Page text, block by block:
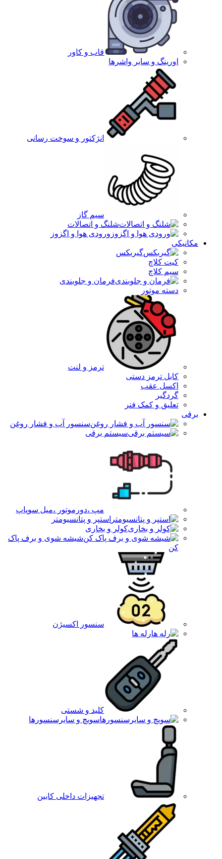
قاب و کاور
اورینگ و سایر واشرها
انژکتور و سوخت رسانی
سیم گاز
شلنگ و اتصالات
ورودی هوا و اگزوز
مکانیکی
گیربکس
کیت کلاچ
سیم کلاچ
فرمان و جلوبندی
دسته موتور
ترمز و لنت
کابل ترمز دستی
اکسل عقب
گردگیر
تعلیق و کمک فنر
برقی
سنسور آب و فشار روغن
سیستم برقی
مپ ،دورموتور ،میل سوپاپ
استپر و پتانسیومتر
کولر و بخاری
شیشه شوی و برف پاک
کن
سنسور اکسیژن
رله ها
کلید و شستی
سویچ و سایرسنسورها
تجهیزات داخلی کابین